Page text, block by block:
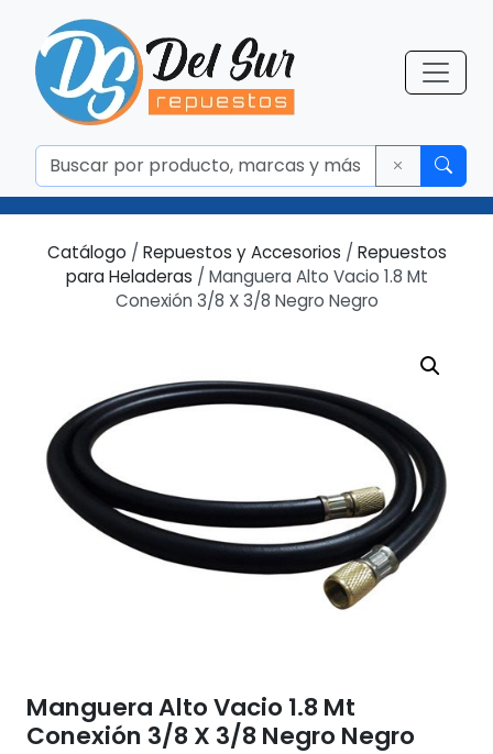
Catálogo / Repuestos y Accesorios / Repuestos
para Heladeras / Manguera Alto Vacio 1.8 Mt
Conexión 3/8 X 3/8 Negro Negro
Manguera Alto Vacio 1.8 Mt
Conexión 3/8 X 3/8 Negro Negro